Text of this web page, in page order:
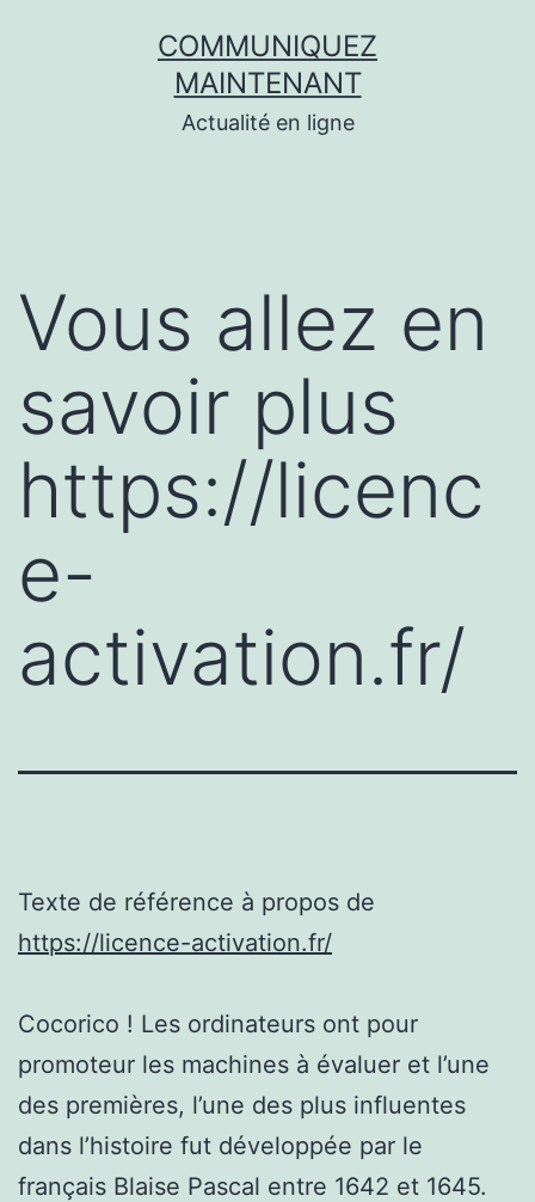
COMMUNIQUEZ
MAINTENANT
Actualité en ligne
Vous allez en
savoir plus
https://licenc
e-
activation.fr/
Texte de référence à propos de
https://licence-activation.fr/
Cocorico ! Les ordinateurs ont pour
promoteur les machines à évaluer et l’une
des premières, l’une des plus influentes
dans l’histoire fut développée par le
français Blaise Pascal entre 1642 et 1645.